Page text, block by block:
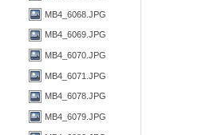
MB4_6068.JPG
MB4_6069.JPG
MB4_6070.JPG
MB4_6071.JPG
MB4_6078.JPG
MB4_6079.JPG